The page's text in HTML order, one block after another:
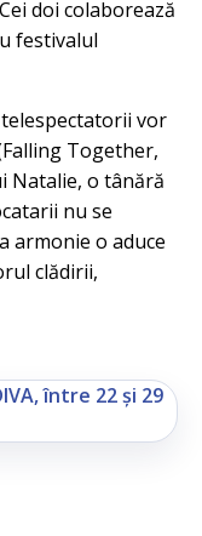
doi colaborează
festivalul
vor
Together,
Natalie, o tânără
nu se
armonie o aduce
clădirii,